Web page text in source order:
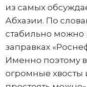
из самых
Абхазии. По
стабильно можно
заправках
Именно поэтому
огромные хвосты